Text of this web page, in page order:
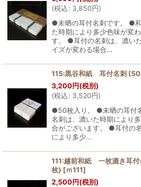
(税込: 3,850円)
●未晒の耳付名刺です。 ●
た時期により多少色味が変
す。 ●耳付の名刺は、漉い
イズが変わる場合…
115:黒谷和紙 耳付名刺
3,200円(税別)
(税込: 3,520円)
●50枚入り。 ●未晒の耳付
名刺は、漉いた時期により
合がございます。 ●耳付の
により多少…
111:越前和紙 一枚漉き耳
枚) [ｍ111]
2,500円(税別)